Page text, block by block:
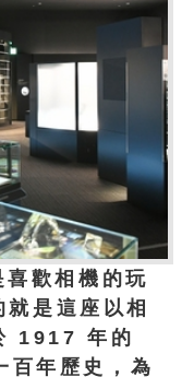
歡相機的玩
是這座以相
1917 年的
年歷史，為